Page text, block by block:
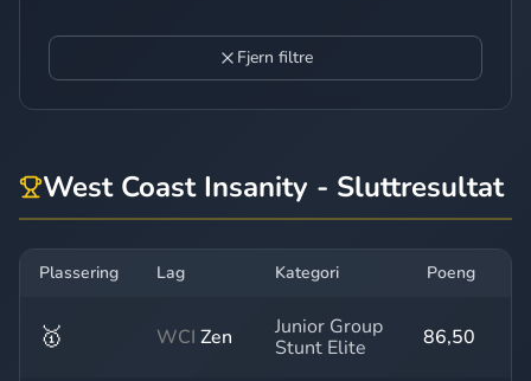
Fjern filtre
West Coast Insanity - Sluttresultat
Plassering Lag Kategori Poeng
🥇 WCI Zen
Junior Group
Stunt Elite
86,50